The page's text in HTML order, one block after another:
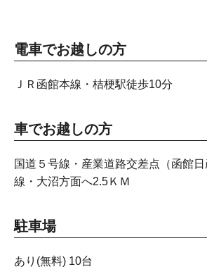
電車でお越しの方
ＪＲ函館本線・桔梗駅徒歩10分
車でお越しの方
国道５号線・産業道路交差点（函館
線・大沼方面へ2.5ＫＭ
駐車場
あり(無料) 10台